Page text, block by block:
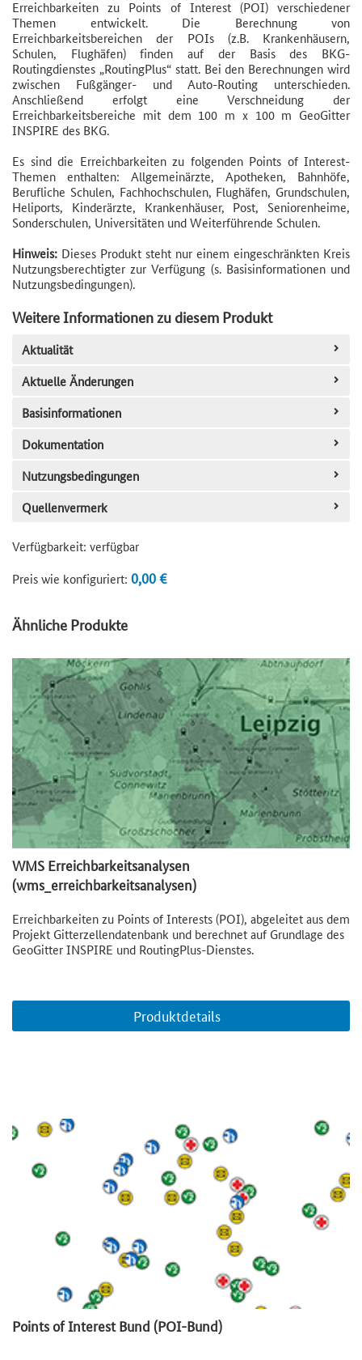
Erreichbarkeiten zu Points of Interest (POI) verschiedener
Themen entwickelt. Die Berechnung von
Erreichbarkeitsbereichen der POIs (z.B. Krankenhäusern,
Schulen, Flughäfen) finden auf der Basis des BKG-
Routingdienstes „RoutingPlus“ statt. Bei den Berechnungen wird
zwischen Fußgänger- und Auto-Routing unterschieden.
Anschließend erfolgt eine Verschneidung der
Erreichbarkeitsbereiche mit dem 100 m x 100 m GeoGitter
INSPIRE des BKG.
Es sind die Erreichbarkeiten zu folgenden Points of Interest-
Themen enthalten: Allgemeinärzte, Apotheken, Bahnhöfe,
Berufliche Schulen, Fachhochschulen, Flughäfen, Grundschulen,
Heliports, Kinderärzte, Krankenhäuser, Post, Seniorenheime,
Sonderschulen, Universitäten und Weiterführende Schulen.
Hinweis: Dieses Produkt steht nur einem eingeschränkten Kreis
Nutzungsberechtigter zur Verfügung (s. Basisinformationen und
Nutzungsbedingungen).
Weitere Informationen zu diesem Produkt
Aktualität
Aktuelle Änderungen
Basisinformationen
Dokumentation
Nutzungsbedingungen
Quellenvermerk
Verfügbarkeit: verfügbar
Preis wie konfiguriert: 0,00 €
Ähnliche Produkte
WMS Erreichbarkeitsanalysen
(wms_erreichbarkeitsanalysen)
Erreichbarkeiten zu Points of Interests (POI), abgeleitet aus dem
Projekt Gitterzellendatenbank und berechnet auf Grundlage des
GeoGitter INSPIRE und RoutingPlus-Dienstes.
Produktdetails
Points of Interest Bund (POI-Bund)